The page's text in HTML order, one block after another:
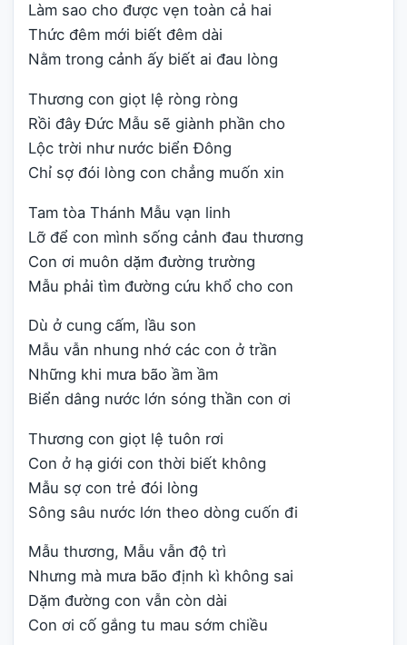
Làm sao cho được vẹn toàn cả hai
Thức đêm mới biết đêm dài
Nằm trong cảnh ấy biết ai đau lòng
Thương con giọt lệ ròng ròng
Rồi đây Đức Mẫu sẽ giành phần cho
Lộc trời như nước biển Đông
Chỉ sợ đói lòng con chẳng muốn xin
Tam tòa Thánh Mẫu vạn linh
Lỡ để con mình sống cảnh đau thương
Con ơi muôn dặm đường trường
Mẫu phải tìm đường cứu khổ cho con
Dù ở cung cấm, lầu son
Mẫu vẫn nhung nhớ các con ở trần
Những khi mưa bão ầm ầm
Biển dâng nước lớn sóng thần con ơi
Thương con giọt lệ tuôn rơi
Con ở hạ giới con thời biết không
Mẫu sợ con trẻ đói lòng
Sông sâu nước lớn theo dòng cuốn đi
Mẫu thương, Mẫu vẫn độ trì
Nhưng mà mưa bão định kì không sai
Dặm đường con vẫn còn dài
Con ơi cố gắng tu mau sớm chiều